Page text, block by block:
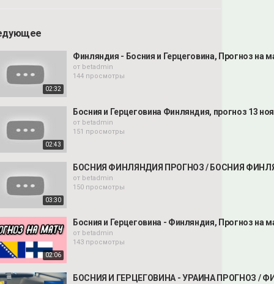
02:32
Финляндия - Босния и Герцеговина, Прогноз на
от betadmin
144 просмотры
02:43
Босния и Герцеговина Финляндия, прогноз 13
от betadmin
151 просмотры
03:30
БОСНИЯ ФИНЛЯНДИЯ ПРОГНОЗ / БОСНИЯ
от betadmin
150 просмотры
02:06
Босния и Герцеговина - Финляндия, Прогноз на
от betadmin
143 просмотры
БОСНИЯ И ГЕРЦЕГОВИНА - УРАИНА ПРОГНОЗ /